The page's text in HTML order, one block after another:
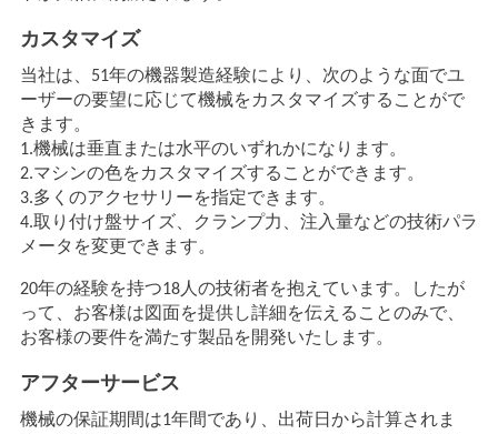
カスタマイズ
当社は、51年の機器製造経験により、次のような面でユ
ーザーの要望に応じて機械をカスタマイズすることがで
きます。
1.機械は垂直または水平のいずれかになります。
2.マシンの色をカスタマイズすることができます。
3.多くのアクセサリーを指定できます。
4.取り付け盤サイズ、クランプ力、注入量などの技術パラ
メータを変更できます。
20年の経験を持つ18人の技術者を抱えています。したが
って、お客様は図面を提供し詳細を伝えることのみで、
お客様の要件を満たす製品を開発いたします。
アフターサービス
機械の保証期間は1年間であり、出荷日から計算されま